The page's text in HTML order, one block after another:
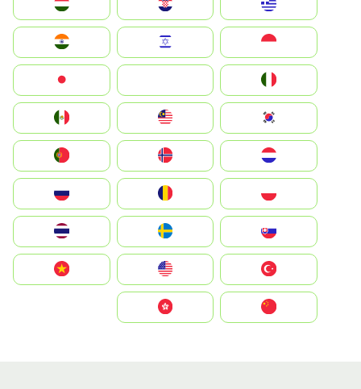
Hrvatska
Magyarország
Indonesia
South Korea
Nederland
Portugal
România
Slovensko
United States
Vietnam